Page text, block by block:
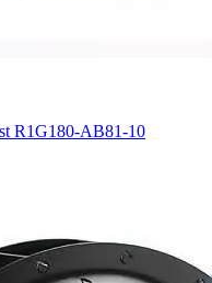
R1G180-AB81-10